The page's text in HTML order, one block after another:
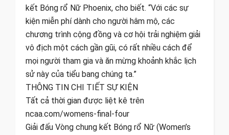
kết Bóng rổ Nữ Phoenix, cho biết. “Với các sự
kiện miễn phí dành cho người hâm mộ, các
chương trình cộng đồng và cơ hội trải nghiệm giải
vô địch một cách gần gũi, có rất nhiều cách để
mọi người tham gia và ăn mừng khoảnh khắc lịch
sử này của tiểu bang chúng ta.”
THÔNG TIN CHI TIẾT SỰ KIỆN
Tất cả thời gian được liệt kê trên
ncaa.com/womens-final-four
Giải đấu Vòng chung kết Bóng rổ Nữ (Women’s